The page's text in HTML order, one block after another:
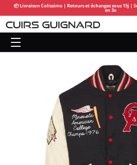
📦 Livraison Colissimo | Retours et échanges sous 15j |
en 3x